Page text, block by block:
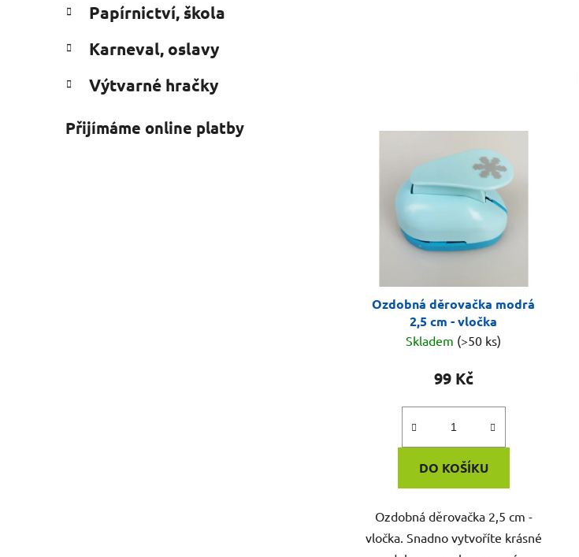
Papírnictví, škola
Karneval, oslavy
Výtvarné hračky
Přijímáme online platby
Ozdobná děrovačka modrá
2,5 cm - vločka
Skladem (>50 ks)
99 Kč
DO KOŠÍKU
Ozdobná děrovačka 2,5 cm -
vločka. Snadno vytvoříte krásné